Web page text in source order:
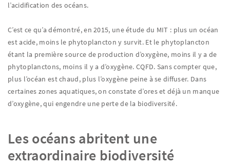
l’acidification des océans.
C’est ce qu’a démontré, en 2015, une étude du MIT : plus un océan
est acide, moins le phytoplancton y survit. Et le phytoplancton
étant la première source de production d’oxygène, moins il y a de
phytoplanctons, moins il y a d’oxygène. CQFD. Sans compter que,
plus l’océan est chaud, plus l’oxygène peine à se diffuser. Dans
certaines zones aquatiques, on constate d’ores et déjà un manque
d’oxygène, qui engendre une perte de la biodiversité.
Les océans abritent une
extraordinaire biodiversité